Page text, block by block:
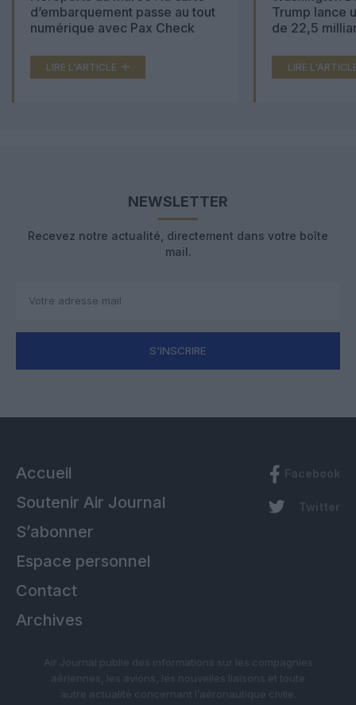
d’embarquement passe au tout
numérique avec Pax Check
LIRE L'ARTICLE
Trump lance
de 22,5
LIRE
NEWSLETTER
Recevez notre actualité, directement dans votre boîte
mail.
S'INSCRIRE
Accueil
Soutenir Air Journal
S’abonner
Espace personnel
Contact
Archives